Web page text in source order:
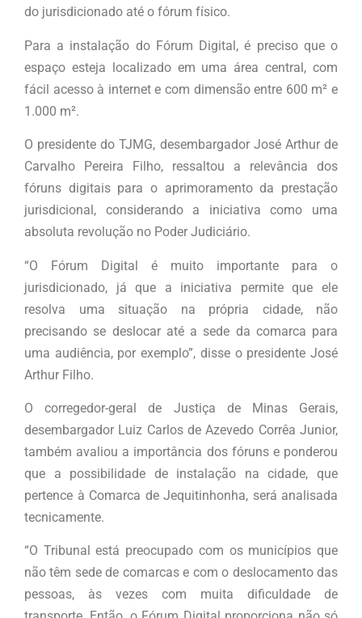
do jurisdicionado até o fórum físico.
Para a instalação do Fórum Digital, é preciso que o
espaço esteja localizado em uma área central, com
fácil acesso à internet e com dimensão entre 600 m² e
1.000 m².
O presidente do TJMG, desembargador José Arthur de
Carvalho Pereira Filho, ressaltou a relevância dos
fóruns digitais para o aprimoramento da prestação
jurisdicional, considerando a iniciativa como uma
absoluta revolução no Poder Judiciário.
“O Fórum Digital é muito importante para o
jurisdicionado, já que a iniciativa permite que ele
resolva uma situação na própria cidade, não
precisando se deslocar até a sede da comarca para
uma audiência, por exemplo”, disse o presidente José
Arthur Filho.
O corregedor-geral de Justiça de Minas Gerais,
desembargador Luiz Carlos de Azevedo Corrêa Junior,
também avaliou a importância dos fóruns e ponderou
que a possibilidade de instalação na cidade, que
pertence à Comarca de Jequitinhonha, será analisada
tecnicamente.
“O Tribunal está preocupado com os municípios que
não têm sede de comarcas e com o deslocamento das
pessoas, às vezes com muita dificuldade de